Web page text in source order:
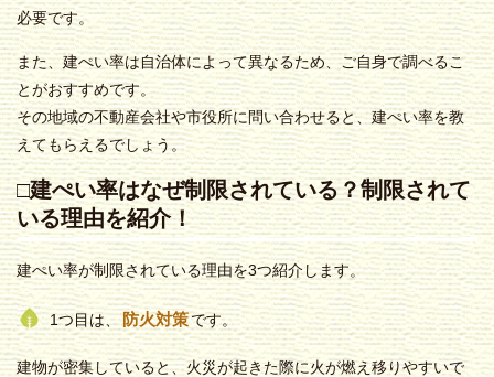
必要です。
また、建ぺい率は自治体によって異なるため、ご自身で調べるこ
とがおすすめです。
その地域の不動産会社や市役所に問い合わせると、建ぺい率を教
えてもらえるでしょう。
□建ぺい率はなぜ制限されている？制限されて
いる理由を紹介！
建ぺい率が制限されている理由を3つ紹介します。
1つ目は、防火対策です。
建物が密集していると、火災が起きた際に火が燃え移りやすいで